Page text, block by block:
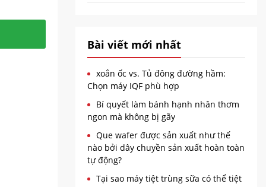
phủkể
Bài viết mới nhất
xoắn ốc vs. Tủ đông đường hầm:
Chọn máy IQF phù hợp
Bí quyết làm bánh hạnh nhân thơm
ngon mà không bị gãy
Que wafer được sản xuất như thế
nào bởi dây chuyền sản xuất hoàn toàn
tự động?
Tại sao máy tiệt trùng sữa có thể tiệt